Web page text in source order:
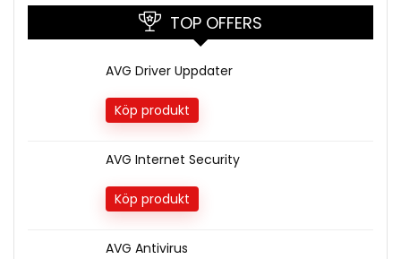
TOP OFFERS
AVG Driver Uppdater
Köp produkt
AVG Internet Security
Köp produkt
AVG Antivirus